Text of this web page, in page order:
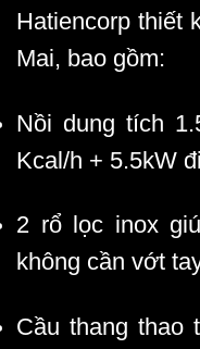
Hatiencorp thiết
Mai, bao gồm:
Nồi dung tích
Kcal/h + 5.5kW
2 rổ lọc inox
không cần vớt
Cầu thang thao